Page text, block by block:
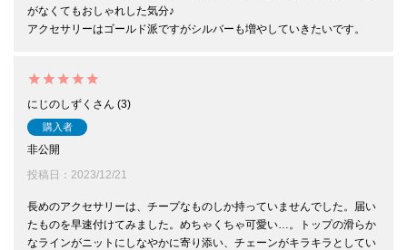
がなくてもおしゃれした気分♪
にじのしずく 3
購入者
非公開
投稿日
2023/12/21
長めのアクセサリーは、チープなものしか持っていませんでした。届い
たものを早速付けてみました。めちゃくちゃ可愛い…。トップの滑らか
なラインがニットにしなやかに寄り添い、チェーンがキラキラとしてい